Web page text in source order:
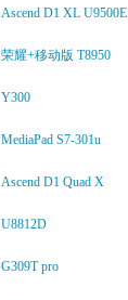
Ascend D1 XL U9500E
荣耀+移动版 T8950
Y300
MediaPad S7-301u
Ascend D1 Quad X
U8812D
G309T pro